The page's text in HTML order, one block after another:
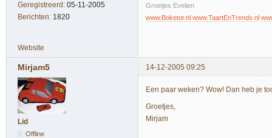
Geregistreerd: 05-11-2005
Berichten: 1820
Groetjes Evelien
www.Boketor.nl www.TaartEnTrends.nl
Website
Mirjam5 14-12-2005 09:25
Lid
Offline
Een paar weken? Wow! Dan heb je
Groetjes,
Mirjam